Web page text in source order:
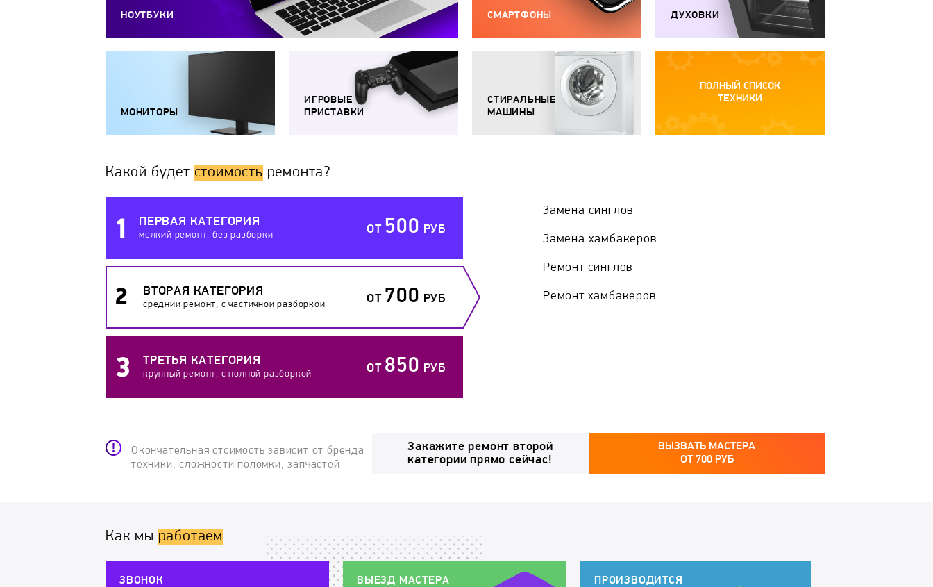
НОУТБУКИ
МОНИТОРЫ
ИГРОВЫЕ
ПРИСТАВКИ
СМАРТФОНЫ
СТИРАЛЬНЫЕ
МАШИНЫ
ДУХОВКИ
ПОЛНЫЙ СПИСОК
ТЕХНИКИ
Какой будет стоимость ремонта?
ПЕРВАЯ КАТЕГОРИЯ
мелкий ремонт, без разборки ОТ 500 РУБ
ВТОРАЯ КАТЕГОРИЯ
средний ремонт, с частичной разборкой ОТ 700 РУБ
ТРЕТЬЯ КАТЕГОРИЯ
крупный ремонт, с полной разборкой ОТ 850 РУБ
Замена синглов
Замена хамбакеров
Ремонт синглов
Ремонт хамбакеров
Закажите ремонт второй
категории прямо сейчас!
ВЫЗВАТЬ МАСТЕРА
ОТ700РУБ
Окончательная стоимость зависит от бренда
техники, сложности поломки, запчастей
Как мы работаем
ЗВОНОК
ВЫЕЗД МАСТЕРА
ПРОИЗВОДИТСЯ